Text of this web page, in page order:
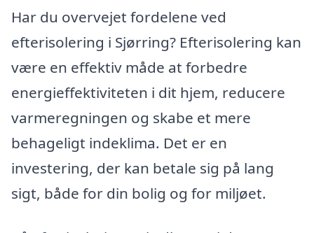
Har du overvejet fordelene ved
efterisolering i Sjørring? Efterisolering kan
være en effektiv måde at forbedre
energieffektiviteten i dit hjem, reducere
varmeregningen og skabe et mere
behageligt indeklima. Det er en
investering, der kan betale sig på lang
sigt, både for din bolig og for miljøet.